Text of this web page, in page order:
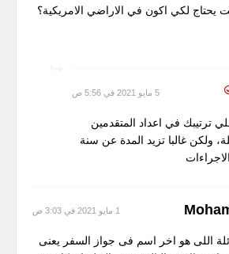
يحتاج لكي اكون في الاراضي الامريكية؟
5 مايو 2021 في 5:56 ص
ترتيبك في اعداد المتقدمين
ولكن غالبا تزيد المدة عن سنة
1 مايو 2021 في 3:03 ص
اللى هو اخر اسم فى جواز السفر يعنى